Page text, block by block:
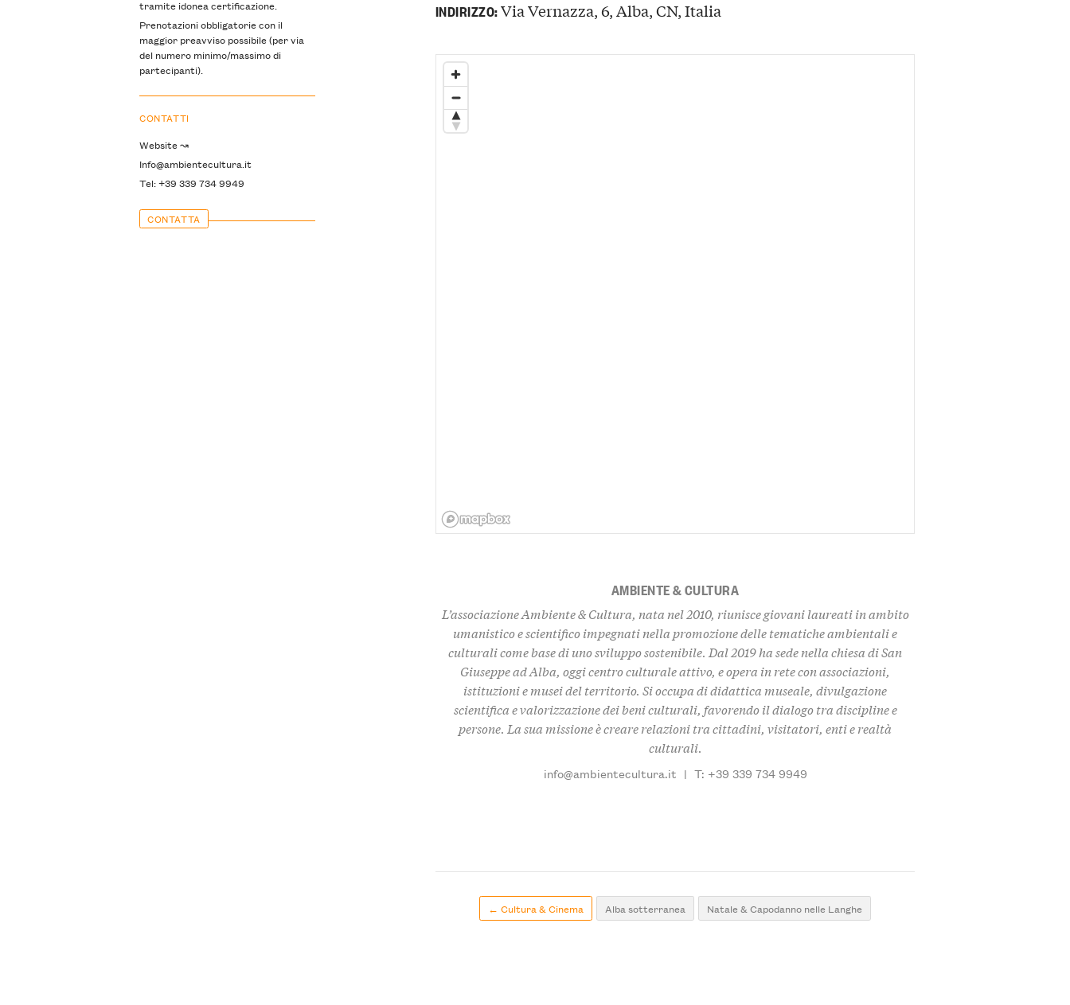
tramite idonea certificazione.
Prenotazioni obbligatorie con il
maggior preavviso possibile (per via
del numero minimo/massimo di
partecipanti).
CONTATTI
Website ↝
Info@ambientecultura.it
Tel: +39 339 734 9949
CONTATTA
INDIRIZZO:Via Vernazza, 6, Alba, CN, Italia
AMBIENTE & CULTURA
L’associazione Ambiente & Cultura, nata nel 2010, riunisce giovani laureati in ambito
umanistico e scientifico impegnati nella promozione delle tematiche ambientali e
culturali come base di uno sviluppo sostenibile. Dal 2019 ha sede nella chiesa di San
Giuseppe ad Alba, oggi centro culturale attivo, e opera in rete con associazioni,
istituzioni e musei del territorio. Si occupa di didattica museale, divulgazione
scientifica e valorizzazione dei beni culturali, favorendo il dialogo tra discipline e
persone. La sua missione è creare relazioni tra cittadini, visitatori, enti e realtà
culturali.
info@ambientecultura.it | T: +39 339 734 9949
← Cultura & Cinema Alba sotterranea Natale & Capodanno nelle Langhe